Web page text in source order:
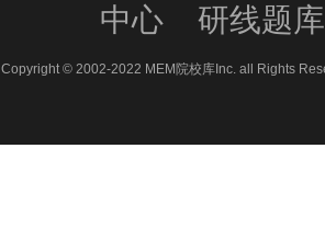
中心
研线题库
Copyright © 2002-2022 MEM院校库Inc. all Rights